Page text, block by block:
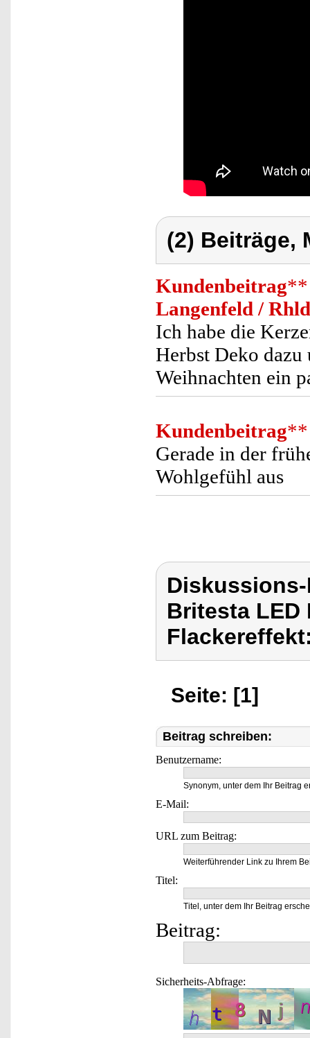
(2) Beiträge,
Kundenbeitrag**
Langenfeld / Rhld
Ich habe die
Herbst Deko
Weihnachten ein
Kundenbeitrag**
Gerade in der
Wohlgefühl aus
Britesta LED
Seite: [1]
Beitrag schreiben:
Benutzername:
Synonym, unter dem Ihr Beitrag
E-Mail:
URL zum Beitrag:
Weiterführender Link zu Ihrem
Titel:
Titel, unter dem Ihr Beitrag
Beitrag:
Sicherheits-Abfrage: